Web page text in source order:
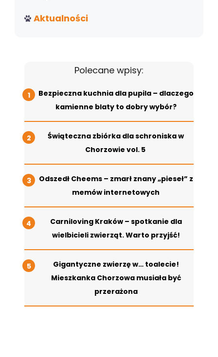
Aktualności
Polecane wpisy:
Bezpieczna kuchnia dla pupila – dlaczego
kamienne blaty to dobry wybór?
Świąteczna zbiórka dla schroniska w
Chorzowie vol. 5
Odszedł Cheems – zmarł znany „pieseł” z
memów internetowych
Carniloving Kraków – spotkanie dla
wielbicieli zwierząt. Warto przyjść!
Gigantyczne zwierzę w… toalecie!
Mieszkanka Chorzowa musiała być
przerażona